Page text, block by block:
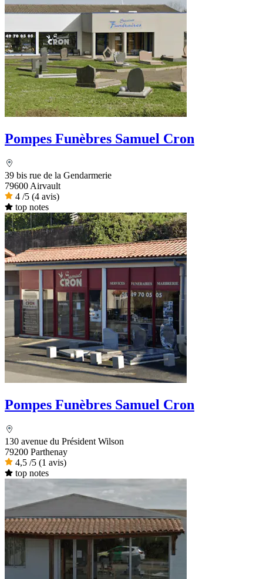
Pompes Funèbres Samuel Cron
39 bis rue de la Gendarmerie
79600 Airvault
4 /5 (4 avis)
top notes
Pompes Funèbres Samuel Cron
130 avenue du Président Wilson
79200 Parthenay
4,5 /5 (1 avis)
top notes